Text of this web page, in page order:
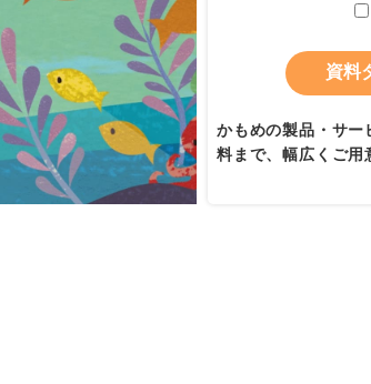
かもめの製品・サー
料まで、幅広くご用